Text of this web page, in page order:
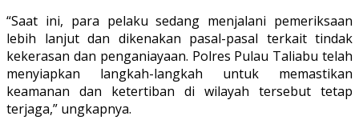
“Saat ini, para pelaku sedang menjalani pemeriksaan
lebih lanjut dan dikenakan pasal-pasal terkait tindak
kekerasan dan penganiayaan. Polres Pulau Taliabu telah
menyiapkan langkah-langkah untuk memastikan
keamanan dan ketertiban di wilayah tersebut tetap
terjaga,” ungkapnya.